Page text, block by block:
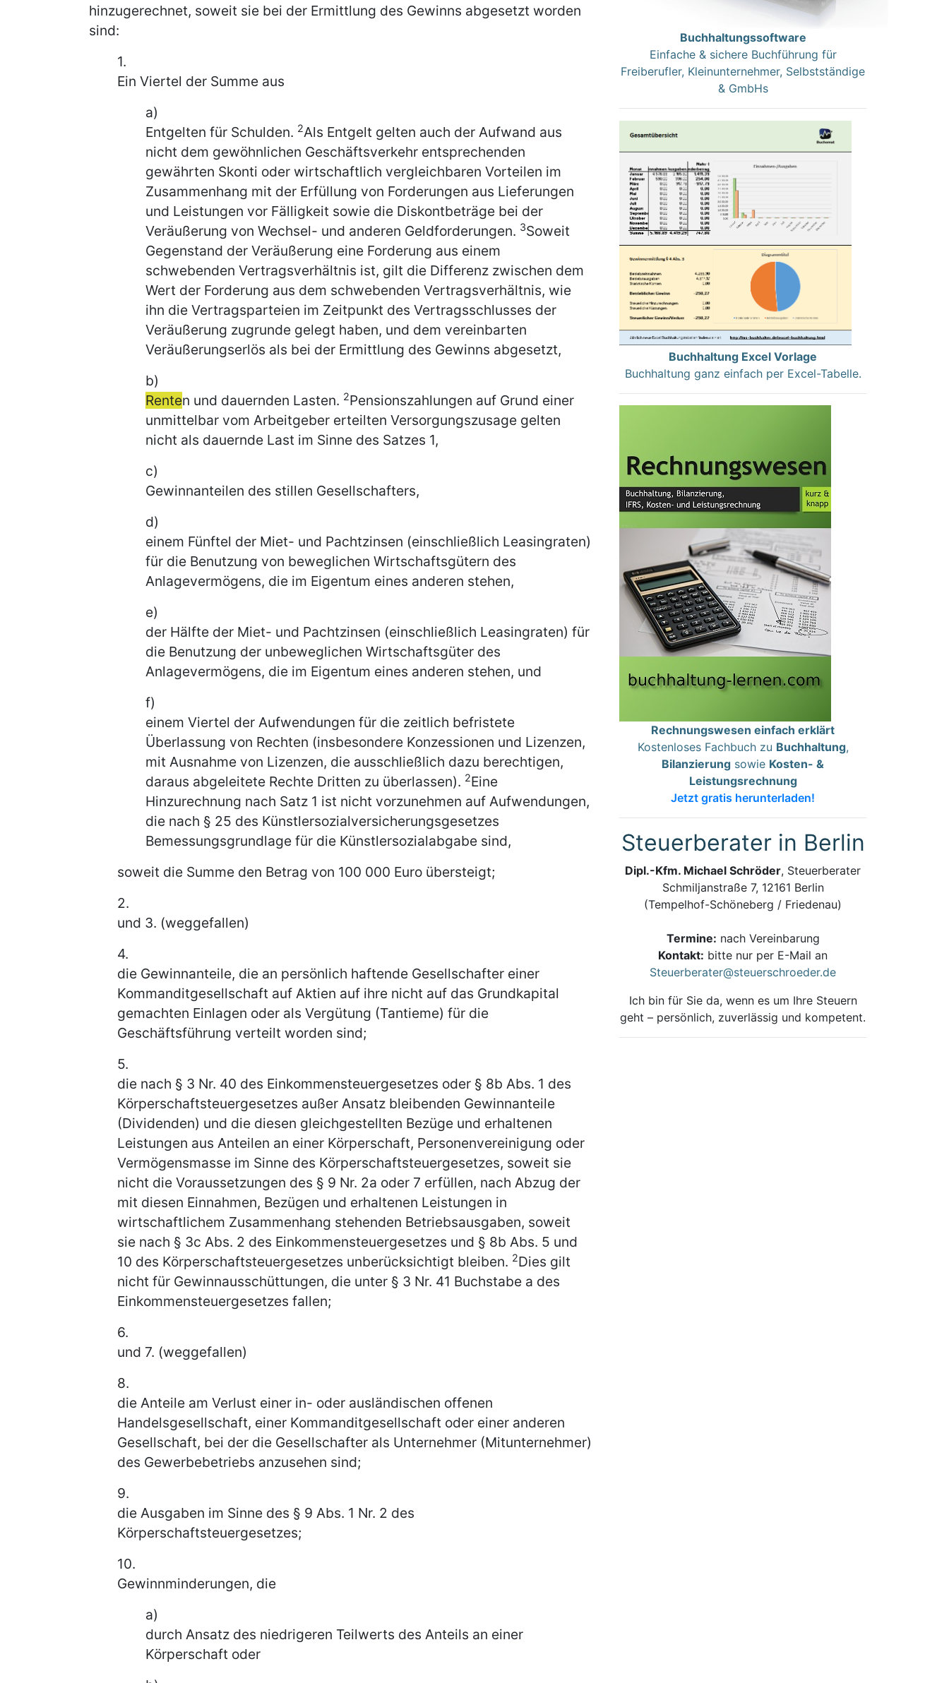
hinzugerechnet, soweit sie bei der Ermittlung des Gewinns abgesetzt worden
sind:
1.
Ein Viertel der Summe aus
a)
Entgelten für Schulden. 2Als Entgelt gelten auch der Aufwand aus
nicht dem gewöhnlichen Geschäftsverkehr entsprechenden
gewährten Skonti oder wirtschaftlich vergleichbaren Vorteilen im
Zusammenhang mit der Erfüllung von Forderungen aus Lieferungen
und Leistungen vor Fälligkeit sowie die Diskontbeträge bei der
Veräußerung von Wechsel- und anderen Geldforderungen. 3Soweit
Gegenstand der Veräußerung eine Forderung aus einem
schwebenden Vertragsverhältnis ist, gilt die Differenz zwischen dem
Wert der Forderung aus dem schwebenden Vertragsverhältnis, wie
ihn die Vertragsparteien im Zeitpunkt des Vertragsschlusses der
Veräußerung zugrunde gelegt haben, und dem vereinbarten
Veräußerungserlös als bei der Ermittlung des Gewinns abgesetzt,
b)
Renten und dauernden Lasten. 2Pensionszahlungen auf Grund einer
unmittelbar vom Arbeitgeber erteilten Versorgungszusage gelten
nicht als dauernde Last im Sinne des Satzes 1,
c)
Gewinnanteilen des stillen Gesellschafters,
d)
einem Fünftel der Miet- und Pachtzinsen (einschließlich Leasingraten)
für die Benutzung von beweglichen Wirtschaftsgütern des
Anlagevermögens, die im Eigentum eines anderen stehen,
e)
der Hälfte der Miet- und Pachtzinsen (einschließlich Leasingraten) für
die Benutzung der unbeweglichen Wirtschaftsgüter des
Anlagevermögens, die im Eigentum eines anderen stehen, und
f)
einem Viertel der Aufwendungen für die zeitlich befristete
Überlassung von Rechten (insbesondere Konzessionen und Lizenzen,
mit Ausnahme von Lizenzen, die ausschließlich dazu berechtigen,
daraus abgeleitete Rechte Dritten zu überlassen). 2Eine
Hinzurechnung nach Satz 1 ist nicht vorzunehmen auf Aufwendungen,
die nach § 25 des Künstlersozialversicherungsgesetzes
Bemessungsgrundlage für die Künstlersozialabgabe sind,
soweit die Summe den Betrag von 100 000 Euro übersteigt;
2.
und 3. (weggefallen)
4.
die Gewinnanteile, die an persönlich haftende Gesellschafter einer
Kommanditgesellschaft auf Aktien auf ihre nicht auf das Grundkapital
gemachten Einlagen oder als Vergütung (Tantieme) für die
Geschäftsführung verteilt worden sind;
5.
die nach § 3 Nr. 40 des Einkommensteuergesetzes oder § 8b Abs. 1 des
Körperschaftsteuergesetzes außer Ansatz bleibenden Gewinnanteile
(Dividenden) und die diesen gleichgestellten Bezüge und erhaltenen
Leistungen aus Anteilen an einer Körperschaft, Personenvereinigung oder
Vermögensmasse im Sinne des Körperschaftsteuergesetzes, soweit sie
nicht die Voraussetzungen des § 9 Nr. 2a oder 7 erfüllen, nach Abzug der
mit diesen Einnahmen, Bezügen und erhaltenen Leistungen in
wirtschaftlichem Zusammenhang stehenden Betriebsausgaben, soweit
sie nach § 3c Abs. 2 des Einkommensteuergesetzes und § 8b Abs. 5 und
10 des Körperschaftsteuergesetzes unberücksichtigt bleiben. 2Dies gilt
nicht für Gewinnausschüttungen, die unter § 3 Nr. 41 Buchstabe a des
Einkommensteuergesetzes fallen;
6.
und 7. (weggefallen)
8.
die Anteile am Verlust einer in- oder ausländischen offenen
Handelsgesellschaft, einer Kommanditgesellschaft oder einer anderen
Gesellschaft, bei der die Gesellschafter als Unternehmer (Mitunternehmer)
des Gewerbebetriebs anzusehen sind;
9.
die Ausgaben im Sinne des § 9 Abs. 1 Nr. 2 des
Körperschaftsteuergesetzes;
10.
Gewinnminderungen, die
a)
durch Ansatz des niedrigeren Teilwerts des Anteils an einer
Körperschaft oder
Buchhaltungssoftware
Einfache & sichere Buchführung für
Freiberufler, Kleinunternehmer, Selbstständige
& GmbHs
Buchhaltung Excel Vorlage
Buchhaltung ganz einfach per Excel-Tabelle.
Rechnungswesen einfach erklärt
Kostenloses Fachbuch zu Buchhaltung,
Bilanzierung sowie Kosten- &
Leistungsrechnung
Jetzt gratis herunterladen!
Steuerberater in Berlin
Dipl.-Kfm. Michael Schröder, Steuerberater
Schmiljanstraße 7, 12161 Berlin
(Tempelhof-Schöneberg / Friedenau)
Termine: nach Vereinbarung
Kontakt: bitte nur per E-Mail an
Steuerberater@steuerschroeder.de
Ich bin für Sie da, wenn es um Ihre Steuern
geht – persönlich, zuverlässig und kompetent.